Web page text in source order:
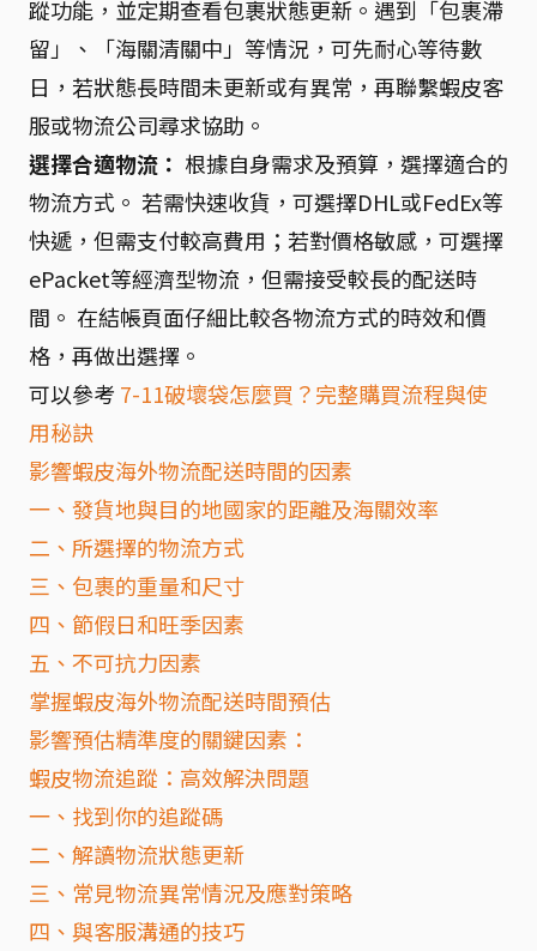
蹤功能，並定期查看包裹狀態更新。遇到「包裹滯
留」、「海關清關中」等情況，可先耐心等待數
日，若狀態長時間未更新或有異常，再聯繫蝦皮客
服或物流公司尋求協助。
選擇合適物流： 根據自身需求及預算，選擇適合的
物流方式。 若需快速收貨，可選擇DHL或FedEx等
快遞，但需支付較高費用；若對價格敏感，可選擇
ePacket等經濟型物流，但需接受較長的配送時
間。 在結帳頁面仔細比較各物流方式的時效和價
格，再做出選擇。
可以參考 7-11破壞袋怎麼買？完整購買流程與使
用秘訣
影響蝦皮海外物流配送時間的因素
一、發貨地與目的地國家的距離及海關效率
二、所選擇的物流方式
三、包裹的重量和尺寸
四、節假日和旺季因素
五、不可抗力因素
掌握蝦皮海外物流配送時間預估
影響預估精準度的關鍵因素：
蝦皮物流追蹤：高效解決問題
一、找到你的追蹤碼
二、解讀物流狀態更新
三、常見物流異常情況及應對策略
四、與客服溝通的技巧